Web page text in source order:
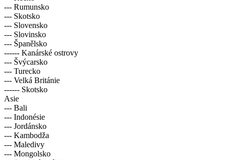
--- Rumunsko
--- Skotsko
--- Slovensko
--- Slovinsko
--- Španělsko
------ Kanárské ostrovy
--- Švýcarsko
--- Turecko
--- Velká Británie
------ Skotsko
Asie
--- Bali
--- Indonésie
--- Jordánsko
--- Kambodža
--- Maledivy
--- Mongolsko